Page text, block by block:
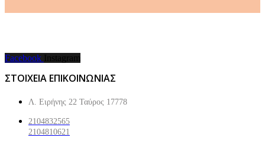
Facebook Instagram
ΣΤΟΙΧΕΙΑ ΕΠΙΚΟΙΝΩΝΙΑΣ
Λ. Ειρήνης 22 Ταύρος 17778
2104832565
2104810621